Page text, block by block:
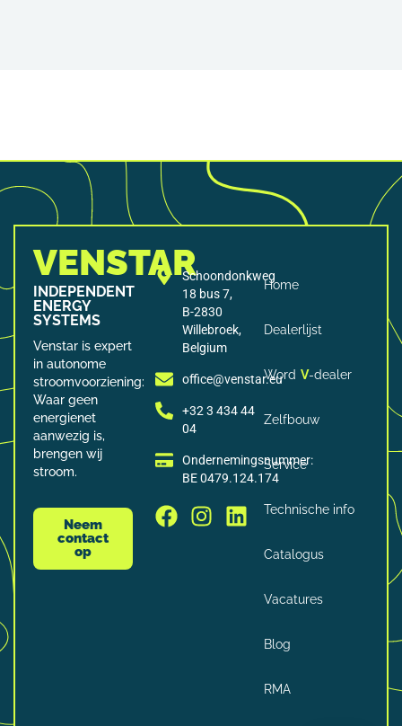
VENSTAR
INDEPENDENT
ENERGY
SYSTEMS
Venstar is expert
in autonome
stroomvoorziening:
Waar geen
energienet
aanwezig is,
brengen wij
stroom.
Neem
contact
op
Schoondonkweg
18 bus 7,
B-2830
Willebroek,
Belgium
office@venstar.eu
+32 3 434 44
04
Ondernemingsnummer:
BE 0479.124.174
Home
Dealerlijst
Word V-dealer
Zelfbouw
Service
Technische info
Catalogus
Vacatures
Blog
RMA